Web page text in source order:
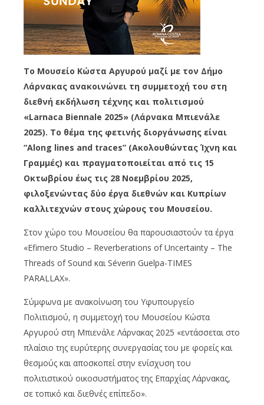
Το Μουσείο Κώστα Αργυρού μαζί με τον Δήμο
Λάρνακας ανακοινώνει τη συμμετοχή του στη
διεθνή εκδήλωση τέχνης και πολιτισμού
«Larnaca Biennale 2025» (Λάρνακα Μπιενάλε
2025). Το θέμα της φετινής διοργάνωσης είναι
“Along lines and traces” (Ακολουθώντας Ίχνη και
Γραμμές) και πραγματοποιείται από τις 15
Οκτωβρίου έως τις 28 Νοεμβρίου 2025,
φιλοξενώντας δύο έργα διεθνών και Κυπρίων
καλλιτεχνών στους χώρους του Μουσείου.
Στον χώρο του Μουσείου θα παρουσιαστούν τα έργα
«Efimero Studio – Reverberations of Uncertainty – The
Threads of Sound και Séverin Guelpa-TIMES
PARALLAX».
Σύμφωνα με ανακοίνωση του Υφυπουργείο
Πολιτισμού, η συμμετοχή του Μουσείου Κώστα
Αργυρού στη Μπιενάλε Λάρνακας 2025 «εντάσσεται στο
πλαίσιο της ευρύτερης συνεργασίας του με φορείς και
θεσμούς και αποσκοπεί στην ενίσχυση του
πολιτιστικού οικοσυστήματος της Επαρχίας Λάρνακας,
σε τοπικό και διεθνές επίπεδο».